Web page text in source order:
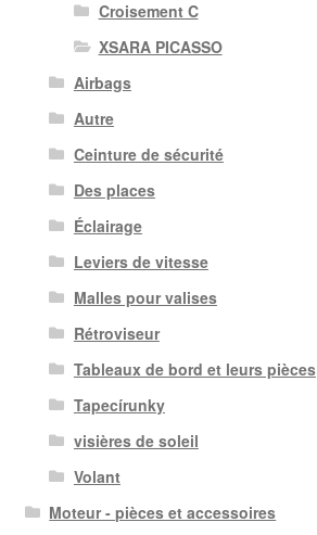
Croisement C
XSARA PICASSO
Airbags
Autre
Ceinture de sécurité
Des places
Éclairage
Leviers de vitesse
Malles pour valises
Rétroviseur
Tableaux de bord et leurs pièces
Tapecírunky
visières de soleil
Volant
Moteur - pièces et accessoires